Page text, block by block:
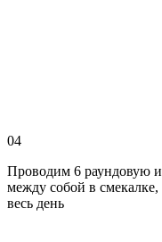
04
Проводим 6 раундовую
между собой в
весь день